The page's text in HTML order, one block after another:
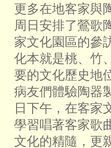
更多在地客家與
周日安排了鶯歌
家文化園區的參
化本就是桃、竹
要的文化歷史地
病友們體驗陶器
日下午，在客家
學習唱著客家歌
文化的精隨，更